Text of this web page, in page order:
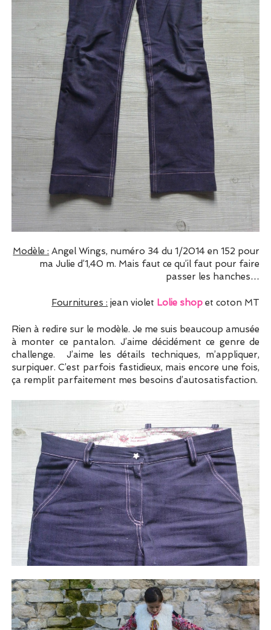
Modèle : Angel Wings, numéro 34 du 1/2014 en 152 pour
ma Julie d’1,40 m. Mais faut ce qu’il faut pour faire
passer les hanches…
Fournitures : jean violet Lolie shop et coton MT
Rien à redire sur le modèle. Je me suis beaucoup amusée
à monter ce pantalon. J’aime décidément ce genre de
challenge. J’aime les détails techniques, m’appliquer,
surpiquer. C’est parfois fastidieux, mais encore une fois,
ça remplit parfaitement mes besoins d’autosatisfaction.